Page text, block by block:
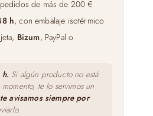
de más de 200 €
h, con embalaje isotérmico
Bizum, PayPal o
Si algún producto no está
te lo servimos un
te avisamos siempre por